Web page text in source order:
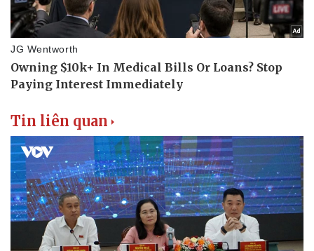
Tin liên quan